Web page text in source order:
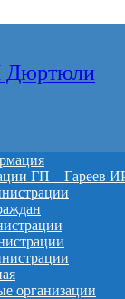
Дюртюли
ГП – Гареев
организации